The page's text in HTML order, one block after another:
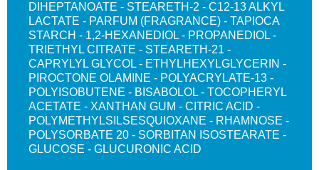
DIHEPTANOATE - STEARETH-2 - C12-13 ALKYL
LACTATE - PARFUM (FRAGRANCE) - TAPIOCA
STARCH - 1,2-HEXANEDIOL - PROPANEDIOL -
TRIETHYL CITRATE - STEARETH-21 -
CAPRYLYL GLYCOL - ETHYLHEXYLGLYCERIN -
PIROCTONE OLAMINE - POLYACRYLATE-13 -
POLYISOBUTENE - BISABOLOL - TOCOPHERYL
ACETATE - XANTHAN GUM - CITRIC ACID -
POLYMETHYLSILSESQUIOXANE - RHAMNOSE -
POLYSORBATE 20 - SORBITAN ISOSTEARATE -
GLUCOSE - GLUCURONIC ACID